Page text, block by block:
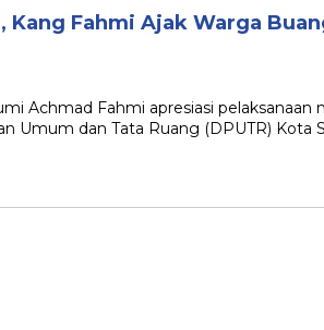
Kang Fahmi Ajak Warga
Achmad Fahmi apresiasi pelaksanaan
Umum dan Tata Ruang (DPUTR) Kota